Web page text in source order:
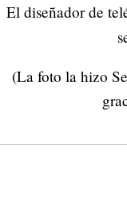
El diseñador de
(La foto la hizo